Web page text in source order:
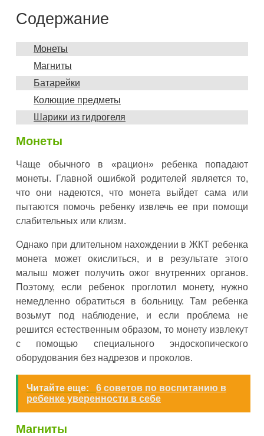
Содержание
Монеты
Магниты
Батарейки
Колющие предметы
Шарики из гидрогеля
Монеты
Чаще обычного в «рацион» ребенка попадают
монеты. Главной ошибкой родителей является то,
что они надеются, что монета выйдет сама или
пытаются помочь ребенку извлечь ее при помощи
слабительных или клизм.
Однако при длительном нахождении в ЖКТ ребенка
монета может окислиться, и в результате этого
малыш может получить ожог внутренних органов.
Поэтому, если ребенок проглотил монету, нужно
немедленно обратиться в больницу. Там ребенка
возьмут под наблюдение, и если проблема не
решится естественным образом, то монету извлекут
с помощью специального эндоскопического
оборудования без надрезов и проколов.
Читайте еще:
6 советов по воспитанию в
ребенке уверенности в себе
Магниты